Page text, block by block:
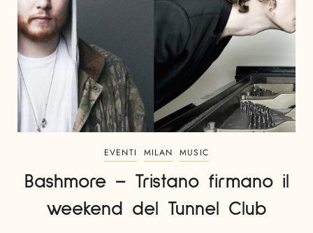
EVENTI MILAN MUSIC
Bashmore – Tristano firmano il
weekend del Tunnel Club